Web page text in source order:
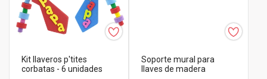
Kit llaveros p'tites
corbatas - 6 unidades
Soporte mural para
llaves de madera